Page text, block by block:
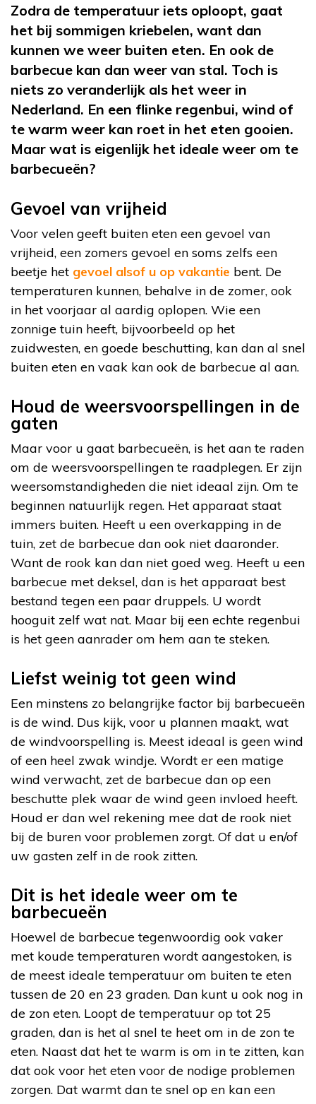
Zodra de temperatuur iets oploopt, gaat
het bij sommigen kriebelen, want dan
kunnen we weer buiten eten. En ook de
barbecue kan dan weer van stal. Toch is
niets zo veranderlijk als het weer in
Nederland. En een flinke regenbui, wind of
te warm weer kan roet in het eten gooien.
Maar wat is eigenlijk het ideale weer om te
barbecueën?
Gevoel van vrijheid
Voor velen geeft buiten eten een gevoel van
vrijheid, een zomers gevoel en soms zelfs een
beetje het gevoel alsof u op vakantie bent. De
temperaturen kunnen, behalve in de zomer, ook
in het voorjaar al aardig oplopen. Wie een
zonnige tuin heeft, bijvoorbeeld op het
zuidwesten, en goede beschutting, kan dan al snel
buiten eten en vaak kan ook de barbecue al aan.
Houd de weersvoorspellingen in de
gaten
Maar voor u gaat barbecueën, is het aan te raden
om de weersvoorspellingen te raadplegen. Er zijn
weersomstandigheden die niet ideaal zijn. Om te
beginnen natuurlijk regen. Het apparaat staat
immers buiten. Heeft u een overkapping in de
tuin, zet de barbecue dan ook niet daaronder.
Want de rook kan dan niet goed weg. Heeft u een
barbecue met deksel, dan is het apparaat best
bestand tegen een paar druppels. U wordt
hooguit zelf wat nat. Maar bij een echte regenbui
is het geen aanrader om hem aan te steken.
Liefst weinig tot geen wind
Een minstens zo belangrijke factor bij barbecueën
is de wind. Dus kijk, voor u plannen maakt, wat
de windvoorspelling is. Meest ideaal is geen wind
of een heel zwak windje. Wordt er een matige
wind verwacht, zet de barbecue dan op een
beschutte plek waar de wind geen invloed heeft.
Houd er dan wel rekening mee dat de rook niet
bij de buren voor problemen zorgt. Of dat u en/of
uw gasten zelf in de rook zitten.
Dit is het ideale weer om te
barbecueën
Hoewel de barbecue tegenwoordig ook vaker
met koude temperaturen wordt aangestoken, is
de meest ideale temperatuur om buiten te eten
tussen de 20 en 23 graden. Dan kunt u ook nog in
de zon eten. Loopt de temperatuur op tot 25
graden, dan is het al snel te heet om in de zon te
eten. Naast dat het te warm is om in te zitten, kan
dat ook voor het eten voor de nodige problemen
zorgen. Dat warmt dan te snel op en kan een